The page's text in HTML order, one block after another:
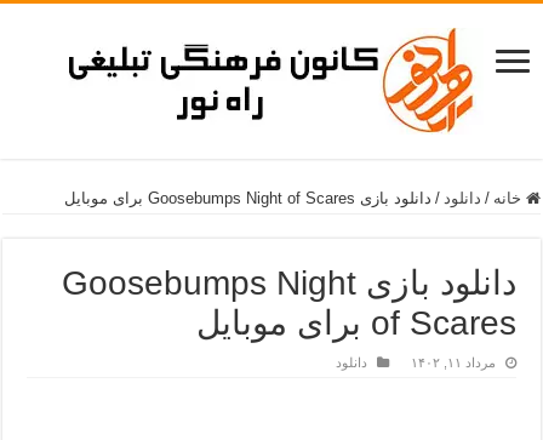
خانه / دانلود / دانلود بازی Goosebumps Night of Scares برای موبایل
دانلود بازی Goosebumps Night
of Scares برای موبایل
مرداد ۱۱, ۱۴۰۲ دانلود